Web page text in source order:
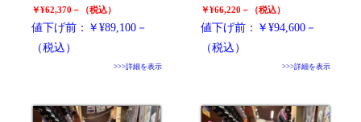
￥¥62,370－（税込）
値下げ前：￥¥89,100－
（税込）
>>>詳細を表示
￥¥66,220－（税込）
値下げ前：￥¥94,600－
（税込）
>>>詳細を表示